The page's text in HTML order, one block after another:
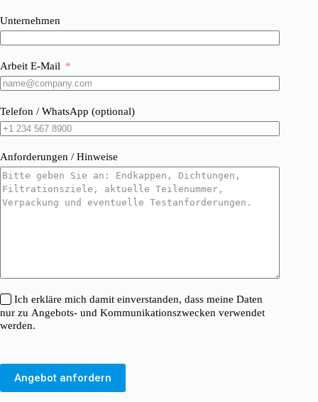
Unternehmen
Arbeit E-Mail
Telefon / WhatsApp (optional)
Anforderungen / Hinweise
Ich erkläre mich damit einverstanden, dass meine Daten
nur zu Angebots- und Kommunikationszwecken verwendet
werden.
Angebot anfordern